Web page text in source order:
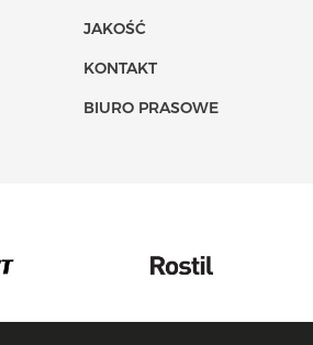
JAKOŚĆ
KONTAKT
BIURO PRASOWE